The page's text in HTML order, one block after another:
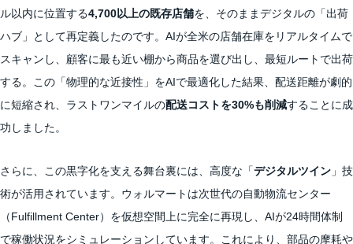
ル以内に位置する4,700以上の既存店舗を、そのままデジタルの「出荷
ハブ」として再定義したのです。AIが全米の店舗在庫をリアルタイムで
スキャンし、顧客に最も近い棚から商品を選び出し、最短ルートで出荷
する。この「物理的な近接性」をAIで最適化した結果、配送距離が劇的
に短縮され、ラストワンマイルの配送コストを30%も削減することに成
功しました。
さらに、この黒字化を支える舞台裏には、高度な「デジタルツイン 」技
術が活用されています。ウォルマートは次世代の自動物流センター
（Fulfillment Center）を仮想空間上に完全に再現し、AIが24時間体制
で稼働状況をシミュレーションしています。これにより、部品の摩耗や